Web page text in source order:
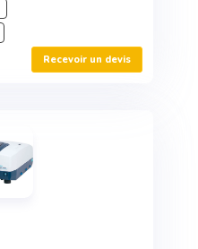
Recevoir un devis